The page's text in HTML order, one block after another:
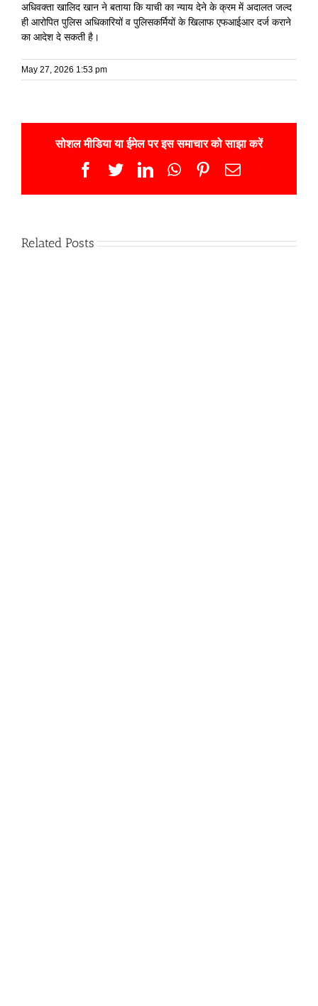
अधिवक्ता खालिद खान ने बताया कि याची का न्याय देने के क्रम में अदालत जल्द
ही आरोपित पुलिस अधिकारियों व पुलिसकर्मियों के खिलाफ एफआईआर दर्ज कराने
का आदेश दे सकती है।
May 27, 2026 1:53 pm
सोशल मीडिया या ईमेल पर इस समाचार को साझा करें
Facebook
TwitterLinkedInWhatsApp
Pinterest
Email
Related Posts